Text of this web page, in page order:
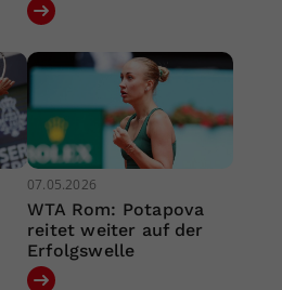
07.05.2026
WTA Rom: Potapova
reitet weiter auf der
Erfolgswelle